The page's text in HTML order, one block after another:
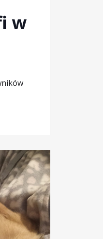
w